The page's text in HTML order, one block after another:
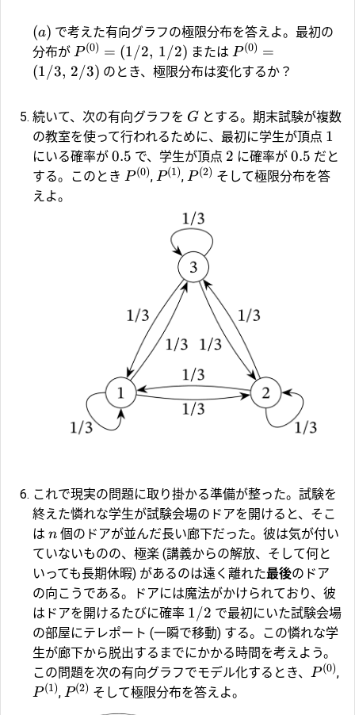
(a) で考えた有向グラフの極限分布を答えよ。最初の
分布が P(0) = (1/2, 1/2) または P(0) =
(1/3, 2/3) のとき、極限分布は変化するか？
続いて、次の有向グラフを G とする。期末試験が複数
の教室を使って行われるために、最初に学生が頂点 1
にいる確率が 0.5 で、学生が頂点 2 に確率が 0.5 だと
する。このとき P(0), P(1),P (2) そして極限分布を答
えよ。
これで現実の問題に取り掛かる準備が整った。試験を
終えた憐れな学生が試験会場のドアを開けると、そこ
は n 個のドアが並んだ長い廊下だった。彼は気が付い
ていないものの、極楽 (講義からの解放、そして何と
いっても長期休暇) があるのは遠く離れた最後のドア
の向こうである。ドアには魔法がかけられており、彼
はドアを開けるたびに確率 1/2 で最初にいた試験会場
の部屋にテレポート (一瞬で移動) する。この憐れな学
生が廊下から脱出するまでにかかる時間を考えよう。
この問題を次の有向グラフでモデル化するとき、 P(0),
P(1), P(2) そして極限分布を答えよ。